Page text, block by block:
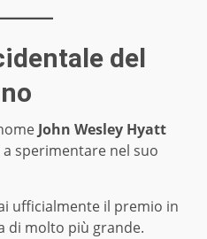
del
John Wesley Hyatt
sperimentare nel suo
ufficialmente il premio in
di molto più grande.